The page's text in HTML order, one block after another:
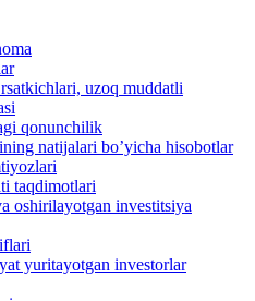
uzoq muddatli
qonunchilik
natijalari boʼyicha hisobotlar
taqdimotlari
oshirilayotgan investitsiya
yuritayotgan investorlar